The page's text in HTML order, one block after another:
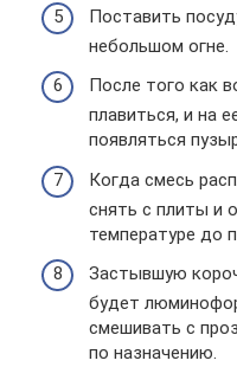
Поставить
небольшом огне.
После того как
плавиться, и на
появляться
Когда смесь
снять с плиты и
температуре до
Застывшую
будет
смешивать с
по назначению.